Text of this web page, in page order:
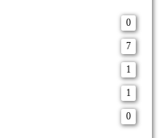
0
7
1
1
0